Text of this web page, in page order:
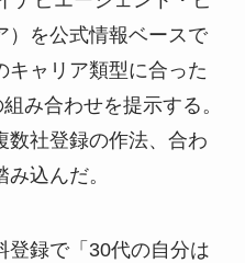
）を公式情報ベースで
キャリア類型に合った
み合わせを提示する。
数社登録の作法、合わ
込んだ。
登録で「30代の自分は